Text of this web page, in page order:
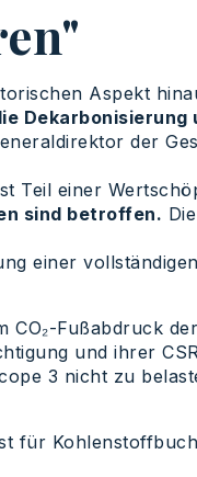
Aspekt
der
Teil einer
sind betroffen.
einer
Fußabdruck
und ihrer
3 nicht zu
für